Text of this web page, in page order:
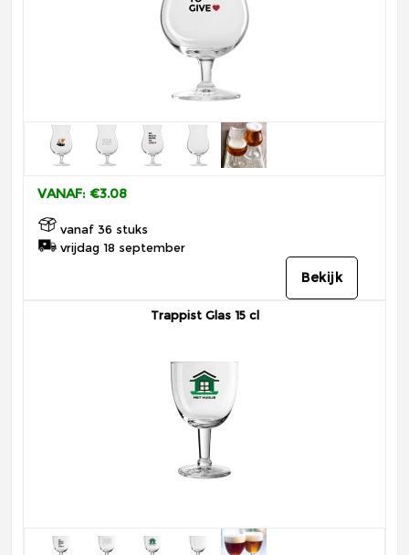
VANAF: €3.08
vanaf 36 stuks
vrijdag 18 september
Bekijk
Trappist Glas 15 cl